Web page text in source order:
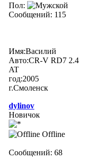
Пол:
Сообщений: 115
Имя:Василий
Авто:CR-V RD7 2.4
AT
год:2005
г.Смоленск
dylinov
Новичок
Offline
Сообщений: 68